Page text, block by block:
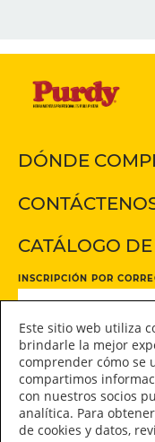
DÓNDE
CATÁLOGO
INSCRIPCIÓN POR
Manténgase
Este sitio web utiliza
brindarle la mejor
comprender cómo se
compartimos
con nuestros socios
analítica. Para
de cookies y datos,